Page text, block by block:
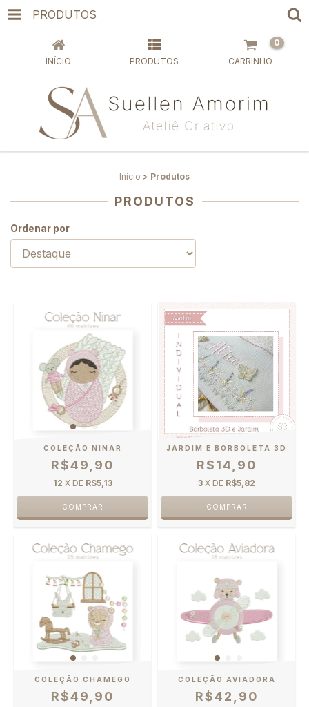
PRODUTOS
INÍCIO PRODUTOS CARRINHO
0
Início > Produtos
PRODUTOS
Ordenar por
COLEÇÃO NINAR
R$49,90
12 X DE R$5,13
JARDIM E BORBOLETA 3D
R$14,90
3 X DE R$5,82
COLEÇÃO CHAMEGO
R$49,90
COLEÇÃO AVIADORA
R$42,90